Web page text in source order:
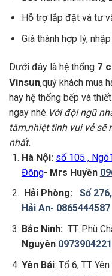
Hỗ trợ lắp đặt và tư
Giá thành hợp lý,
Dưới đây là hệ thống 7
Vinsun,quý khách mua
hay hệ thống bếp và
ngay nhé. Với đội ngũ
tâm,nhiệt tình vui vẻ sẽ
nhất.
Hà Nội: số 105 ,
Đông- Mrs Huyền
Hải Phòng: Số
Hải An- 0865444587
Bắc Ninh: TT. Phù
Nguyên 0973904221
Yên Bái: Tổ 6, TT